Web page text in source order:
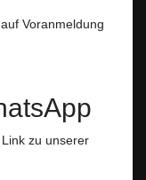
Voranmeldung
zu unserer